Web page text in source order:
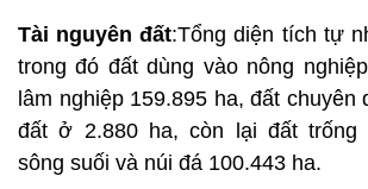
Tài nguyên đất:Tổng diện tích tự
trong đó đất dùng vào nông
lâm nghiệp 159.895 ha, đất chuyên
đất ở 2.880 ha, còn lại đất trống
sông suối và núi đá 100.443 ha.